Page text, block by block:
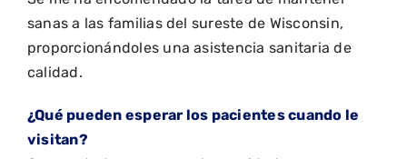
sanas a las familias del sureste de Wisconsin,
proporcionándoles una asistencia sanitaria de
calidad.
¿Qué pueden esperar los pacientes cuando le
visitan?